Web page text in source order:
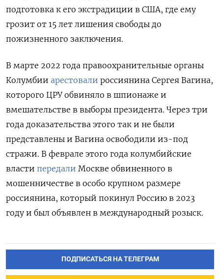
подготовка к его экстрадиции в США, где ему
грозит от 15 лет лишения свободы до
пожизненного заключения.
В марте 2022 года правоохранительные органы
Колумбии арестовали россиянина Сергея Вагина,
которого ЦРУ обвиняло в шпионаже и
вмешательстве в выборы президента. Через три
года доказательства этого так и не были
представлены и Вагина освободили из-под
стражи. В феврале этого года колумбийские
власти передали Москве обвиненного в
мошенничестве в особо крупном размере
россиянина, который покинул Россию в 2023
году и был объявлен в международный розыск.
ПОДПИСАТЬСЯ НА ТЕЛЕГРАМ